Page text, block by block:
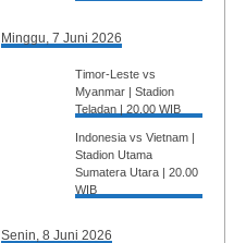
Minggu, 7 Juni 2026
Timor-Leste vs
Myanmar | Stadion
Teladan | 20.00 WIB
Indonesia vs Vietnam |
Stadion Utama
Sumatera Utara | 20.00
WIB
Senin, 8 Juni 2026